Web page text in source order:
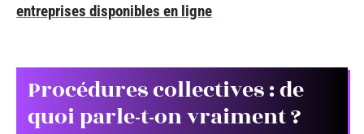
entreprises disponibles en ligne
Procédures collectives : de
quoi parle-t-on vraiment ?